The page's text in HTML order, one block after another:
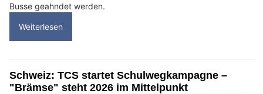
Busse geahndet werden.
Weiterlesen
Schweiz: TCS startet Schulwegkampagne –
"Brämse" steht 2026 im Mittelpunkt